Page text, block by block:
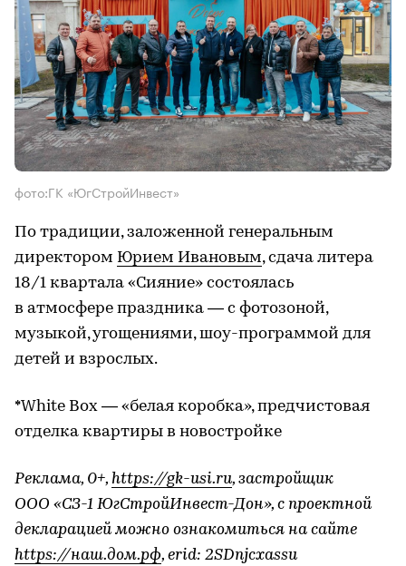
фото:ГК «ЮгСтройИнвест»
По традиции, заложенной генеральным
директором Юрием Ивановым, сдача литера
18/1 квартала «Сияние» состоялась
в атмосфере праздника — с фотозоной,
музыкой, угощениями, шоу-программой для
детей и взрослых.
*White Box — «белая коробка», предчистовая
отделка квартиры в новостройке
Реклама, 0+, https://gk-usi.ru, застройщик
ООО «СЗ-1 ЮгСтройИнвест-Дон», с проектной
декларацией можно ознакомиться на сайте
https://наш.дом.рф, erid: 2SDnjcxassu